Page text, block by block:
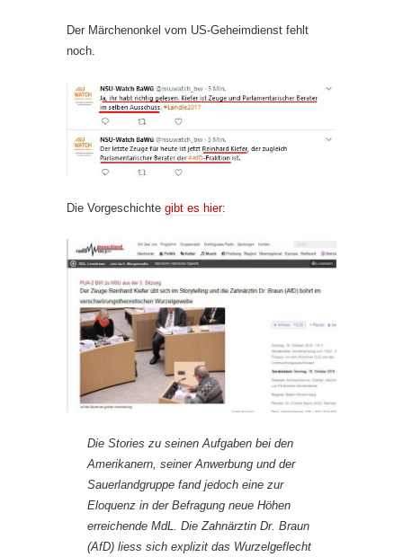
Der Märchenonkel vom US-Geheimdienst fehlt
noch.
Die Vorgeschichte gibt es hier:
Die Stories zu seinen Aufgaben bei den
Amerikanern, seiner Anwerbung und der
Sauerlandgruppe fand jedoch eine zur
Eloquenz in der Befragung neue Höhen
erreichende MdL. Die Zahnärztin Dr. Braun
(AfD) liess sich explizit das Wurzelgeflecht